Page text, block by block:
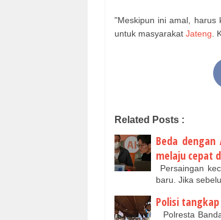
"Meskipun ini amal, harus
untuk masyarakat Jateng .
Related Posts :
Beda
melaju cepat
Persaingan
baru. Jika
Polisi
Polresta